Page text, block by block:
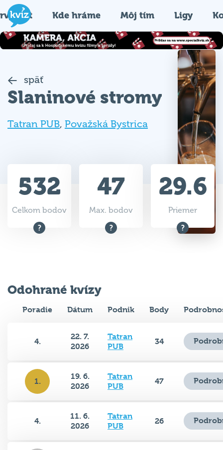
Kde hráme Môj tím Ligy
späť
Slaninové stromy
Tatran PUB, Považská Bystrica
532
Celkom bodov
47
Max. bodov
29.6
Priemer
Odohrané kvízy
Poradie Dátum Podnik Body
4.
22. 7.
2026
Tatran
PUB
34
1.
19. 6.
2026
Tatran
PUB
47
4.
11. 6.
2026
Tatran
PUB
26